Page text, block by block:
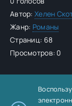
Автор: Хелен
Жанр: Романы
Страниц: 68
Просмотров: 0